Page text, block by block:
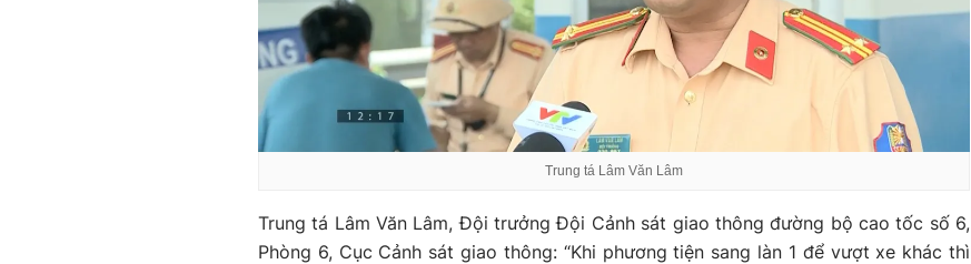
Trung tá Lâm Văn Lâm
Trung tá Lâm Văn Lâm, Đội trưởng Đội Cảnh sát giao thông đường bộ cao tốc số 6,
Phòng 6, Cục Cảnh sát giao thông: “Khi phương tiện sang làn 1 để vượt xe khác thì